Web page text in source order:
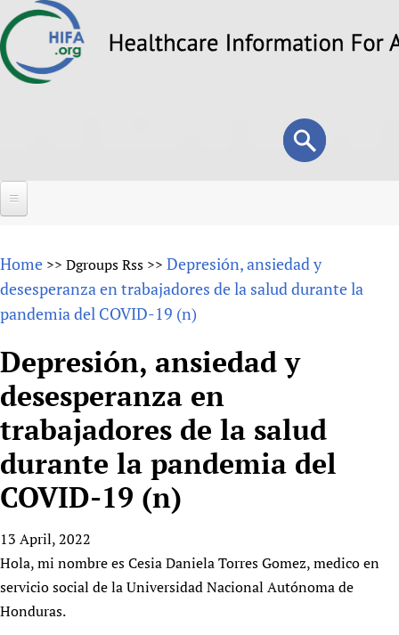
to
Search
form
Search
About
Overview
Why HIFA is needed
Vision and Strategy
HIFA, Universal Health Coverage and Human Rights
HIFA in Official Relations with WHO
Achievements
Testimonials
HIFA Voices database
HIFA & global health CoPs
Publications
Forums
HIFA (Healthcare Information For All)
How to use the HIFA forums
CHIFA (child health and rights)
HIFA-French
HIFA-Portuguese
HIFA-Spanish
HIFA-Zambia 2011-2024
Projects
New! SPOTLIGHTS
Evidence-informed policy
mHealth
Open access
Substance use disorders
*Sponsorship opportunities
Citizens, Parents and Children
Evidence-Informed Policy and Practice
Library and Information Services
*Completed projects
Access to Health Research
People
Country representatives
List view
Fundraising Working Group
Main Steering Group
Members
Partnerships and Projects
Social Media Working Group
Support
Collaborate
Donate
HIFA Appeal
How you can help
News
News
Forum Messages
Join
Join HIFA
Join CHIFA (child health and rights)
Home >> Dgroups Rss >> Depresión, ansiedad y
desesperanza en trabajadores de la salud durante la
pandemia del COVID-19 (n)
Depresión, ansiedad y
desesperanza en
trabajadores de la salud
durante la pandemia del
COVID-19 (n)
13 April, 2022
Hola, mi nombre es Cesia Daniela Torres Gomez, medico en
servicio social de la Universidad Nacional Autónoma de
Honduras.